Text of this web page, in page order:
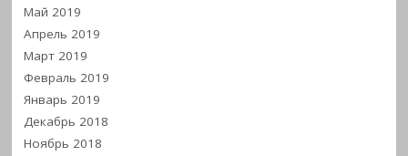
Май 2019
Апрель 2019
Март 2019
Февраль 2019
Январь 2019
Декабрь 2018
Ноябрь 2018